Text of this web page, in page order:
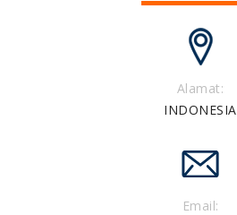
Alamat:
INDONESIA
Email: